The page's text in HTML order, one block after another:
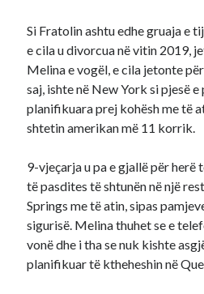
Si Fratolin ashtu edhe gruaja e
e cila u divorcua në vitin 2019,
Melina e vogël, e cila jetonte
saj, ishte në New York si pjesë
planifikuara prej kohësh me të
shtetin amerikan më 11 korrik.
9-vjeçarja u pa e gjallë për
të pasdites të shtunën në një
Springs me të atin, sipas
sigurisë. Melina thuhet se e
vonë dhe i tha se nuk kishte
planifikuar të ktheheshin në